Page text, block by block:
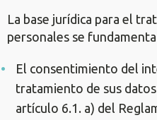
La base jurídica para el
personales se
El consentimiento del
tratamiento de sus
artículo 6.1. a) del